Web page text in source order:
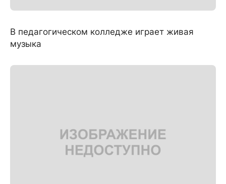
В педагогическом колледже играет живая
музыка